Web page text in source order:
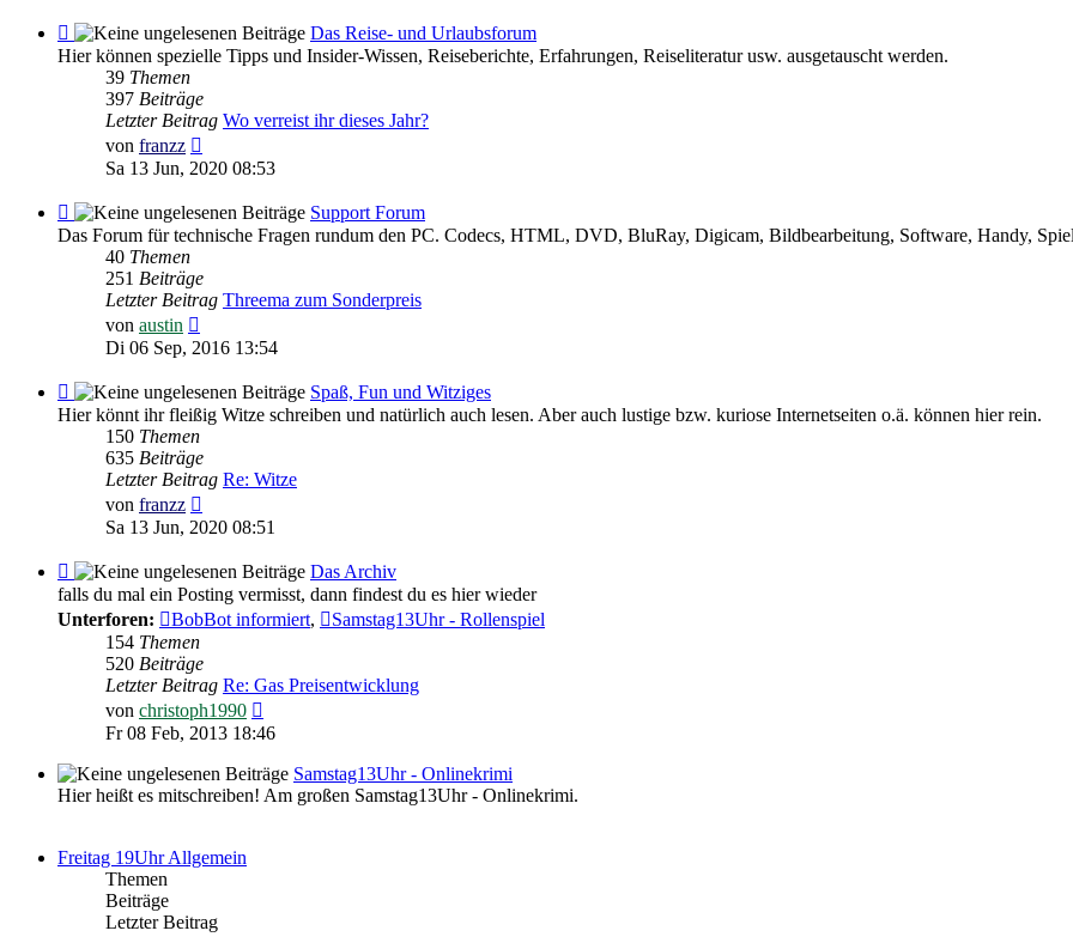
Feed
-
Reise-
Urlaubsforum
Das Reise- und Urlaubsforum
Hier können spezielle Tipps und Insider-Wissen, Reiseberichte, Erfahrungen, Reiseliteratur usw. ausgetauscht werden.
39 Themen
397 Beiträge
Letzter Beitrag Wo verreist ihr dieses Jahr?
von franzz
Beitrag
Sa 13 Jun, 2020 08:53
Feed
-
Support
Forum
Support Forum
Das Forum für technische Fragen rundum den PC. Codecs, HTML, DVD, BluRay, Digicam, Bildbearbeitung, Software, Handy,
40 Themen
251 Beiträge
Letzter Beitrag Threema zum Sonderpreis
von austin
Beitrag
Di 06 Sep, 2016 13:54
Feed
-
Spaß,
Spaß, Fun und Witziges
Hier könnt ihr fleißig Witze schreiben und natürlich auch lesen. Aber auch lustige bzw. kuriose Internetseiten o.ä. können hier rein.
150 Themen
635 Beiträge
Letzter Beitrag Re: Witze
von franzz
Beitrag
Sa 13 Jun, 2020 08:51
Feed
-
Das
Archiv
Das Archiv
falls du mal ein Posting vermisst, dann findest du es hier wieder
Unterforen:
BobBot informiert,
Samstag13Uhr - Rollenspiel
154 Themen
520 Beiträge
Letzter Beitrag Re: Gas Preisentwicklung
von christoph1990
Beitrag
Fr 08 Feb, 2013 18:46
Samstag13Uhr - Onlinekrimi
Hier heißt es mitschreiben! Am großen Samstag13Uhr - Onlinekrimi.
Freitag 19Uhr Allgemein
Themen
Beiträge
Letzter Beitrag